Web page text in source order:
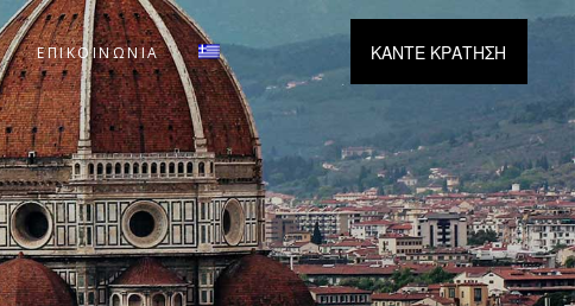
ΕΠΙΚΟΙΝΩΝΙΑ ΚΑΝΤΕ ΚΡΑΤΗΣΗ